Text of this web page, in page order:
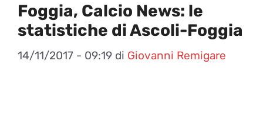
Foggia, Calcio News: le
statistiche di Ascoli-Foggia
14/11/2017 - 09:19 di Giovanni Remigare